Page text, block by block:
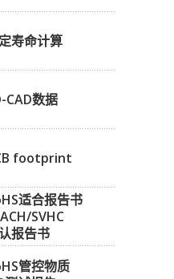
寿命计算
CAD数据
footprint
适合报告书
SVHC
报告书
管控物质